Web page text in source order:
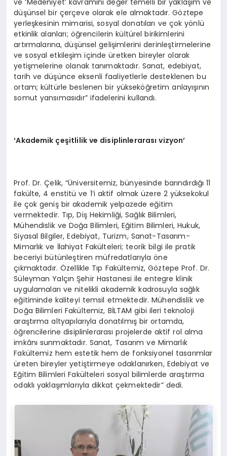
düşünsel bir çerçeve olarak ele almaktadır. Göztepe
yerleşkesinin mimarisi, sosyal donatıları ve çok yönlü
etkinlik alanları; öğrencilerin kültürel birikimlerini
artırmalarına, düşünsel gelişimlerini derinleştirmelerine
ve sosyal etkileşim içinde üretken bireyler olarak
yetişmelerine olanak tanımaktadır. Sanat, edebiyat,
tarih ve düşünce eksenli faaliyetlerle desteklenen bu
ortam; kültürle beslenen bir yükseköğretim anlayışının
somut yansımasıdır” ifadelerini kullandı.
‘Akademik çeşitlilik ve disiplinlerarası vizyon’
Prof. Dr. Çelik, “Üniversitemiz, bünyesinde barındırdığı 11
fakülte, 4 enstitü ve 1’i aktif olmak üzere 2 yüksekokul
ile çok geniş bir akademik yelpazede eğitim
vermektedir. Tıp, Diş Hekimliği, Sağlık Bilimleri,
Mühendislik ve Doğa Bilimleri, Eğitim Bilimleri, Hukuk,
Siyasal Bilgiler, Edebiyat, Turizm, Sanat-Tasarım-
Mimarlık ve İlahiyat Fakülteleri; teorik bilgi ile pratik
beceriyi bütünleştiren müfredatlarıyla öne
çıkmaktadır. Özellikle Tıp Fakültemiz, Göztepe Prof. Dr.
Süleyman Yalçın Şehir Hastanesi ile entegre klinik
uygulamaları ve nitelikli akademik kadrosuyla sağlık
eğitiminde kaliteyi temsil etmektedir. Mühendislik ve
Doğa Bilimleri Fakültemiz, BİLTAM gibi ileri teknoloji
araştırma altyapılarıyla donatılmış bir ortamda,
öğrencilerine disiplinlerarası projelerde aktif rol alma
imkânı sunmaktadır. Sanat, Tasarım ve Mimarlık
Fakültemiz hem estetik hem de fonksiyonel tasarımlar
üreten bireyler yetiştirmeye odaklanırken, Edebiyat ve
Eğitim Bilimleri Fakülteleri sosyal bilimlerde araştırma
odaklı yaklaşımlarıyla dikkat çekmektedir” dedi.